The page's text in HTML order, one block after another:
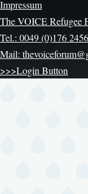
Impressum
The VOICE Refugee
Tel.: 0049 (0)176
Mail:
>>>Login Button